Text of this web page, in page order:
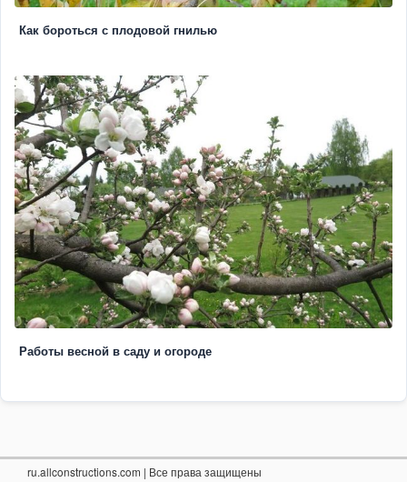
Как бороться с плодовой гнилью
Работы весной в саду и огороде
ru.allconstructions.com | Все права защищены